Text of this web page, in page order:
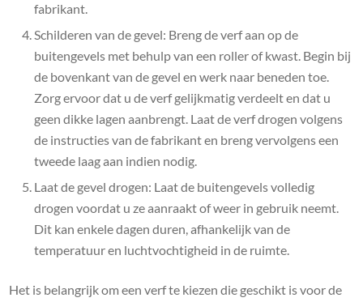
fabrikant.
Schilderen van de gevel: Breng de verf aan op de
buitengevels met behulp van een roller of kwast. Begin bij
de bovenkant van de gevel en werk naar beneden toe.
Zorg ervoor dat u de verf gelijkmatig verdeelt en dat u
geen dikke lagen aanbrengt. Laat de verf drogen volgens
de instructies van de fabrikant en breng vervolgens een
tweede laag aan indien nodig.
Laat de gevel drogen: Laat de buitengevels volledig
drogen voordat u ze aanraakt of weer in gebruik neemt.
Dit kan enkele dagen duren, afhankelijk van de
temperatuur en luchtvochtigheid in de ruimte.
Het is belangrijk om een verf te kiezen die geschikt is voor de